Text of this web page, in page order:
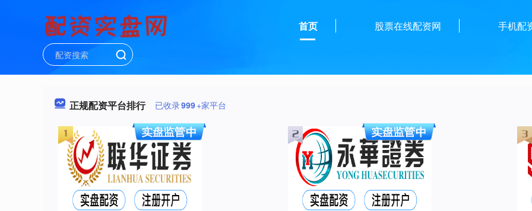
首页 股票在线配资网 手机配
正规配资平台排行 已收录999+家平台